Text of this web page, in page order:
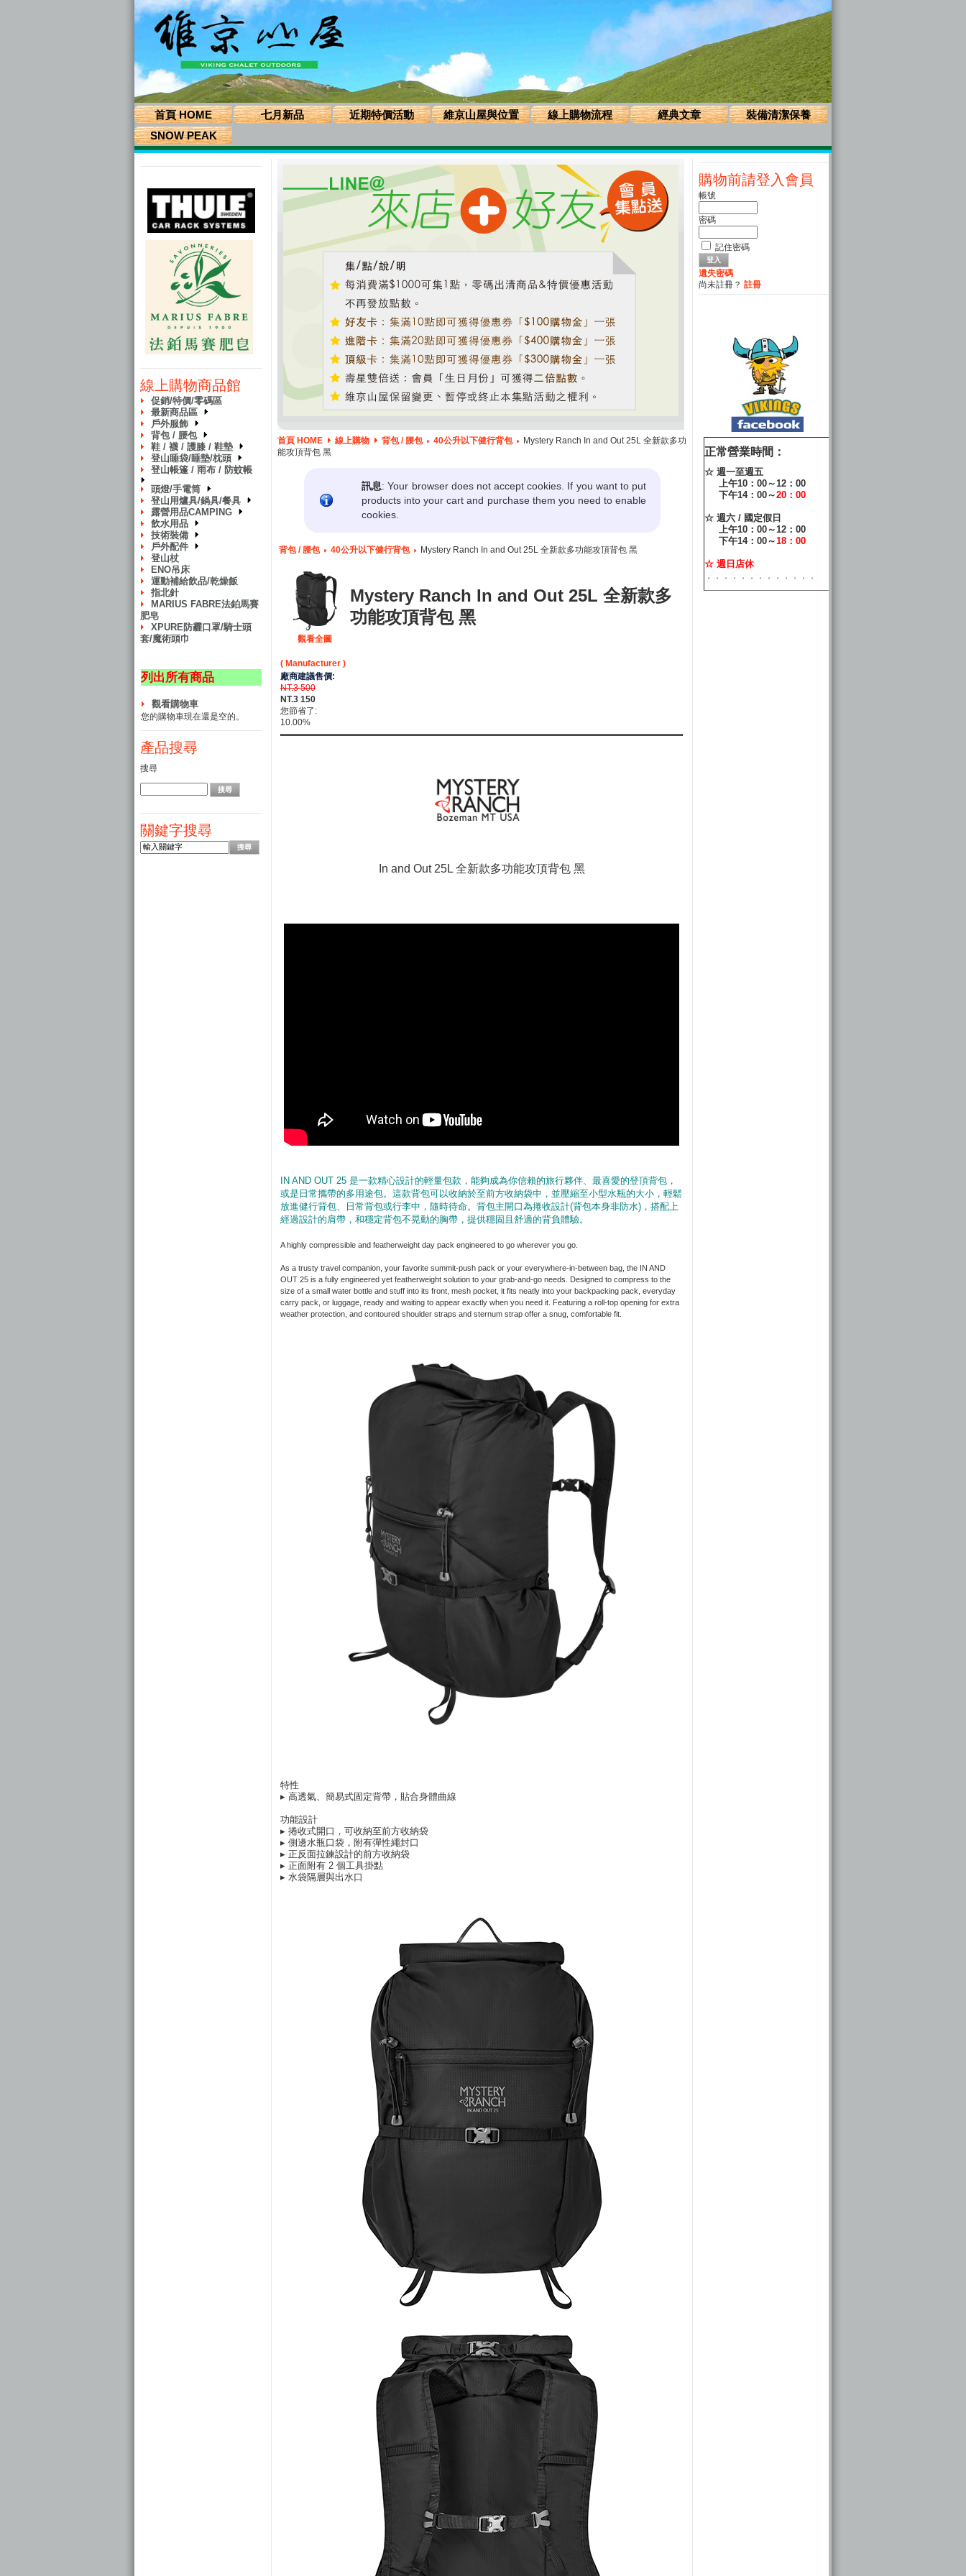
首頁 HOME 七月新品 近期特價活動 維京山屋與位置 線上購物流程 經典文章
裝備清潔保養
SNOW PEAK
線上購物商品館
促銷/特價/零碼區
最新商品區
戶外服飾
背包 / 腰包
鞋 / 襪 / 護膝 / 鞋墊
登山睡袋/睡墊/枕頭
登山帳篷 / 雨布 / 防蚊帳
頭燈/手電筒
登山用爐具/鍋具/餐具
露營用品CAMPING
飲水用品
技術裝備
戶外配件
登山杖
ENO吊床
運動補給飲品/乾燥飯
指北針
MARIUS FABRE法鉑馬賽
肥皂
XPURE防霾口罩/騎士頭
套/魔術頭巾
列出所有商品
觀看購物車
您的購物車現在還是空的。
產品搜尋
搜尋
關鍵字搜尋
首頁 HOME 線上購物 背包 / 腰包 40公升以下健行背包
Mystery Ranch In and Out 25L 全新款多功
能攻頂背包 黑
訊息: Your browser does not accept cookies. If you want to put
products into your cart and purchase them you need to enable
cookies.
背包 / 腰包 40公升以下健行背包 Mystery Ranch In and Out 25L 全新款多功能攻頂背包 黑
觀看全圖
Mystery Ranch In and Out 25L 全新款多
功能攻頂背包 黑
( Manufacturer )
廠商建議售價:
NT.3 500
NT.3 150
您節省了:
10.00%
In and Out 25L 全新款多功能攻頂背包 黑
IN AND OUT 25 是一款精心設計的輕量包款，能夠成為你信賴的旅行夥伴、最喜愛的登頂背包，
或是日常攜帶的多用途包。這款背包可以收納於至前方收納袋中，並壓縮至小型水瓶的大小，輕鬆
放進健行背包、日常背包或行李中，隨時待命。背包主開口為捲收設計(背包本身非防水)，搭配上
經過設計的肩帶，和穩定背包不晃動的胸帶，提供穩固且舒適的背負體驗。
A highly compressible and featherweight day pack engineered to go wherever you go.
As a trusty travel companion, your favorite summit-push pack or your everywhere-in-between bag, the IN AND
OUT 25 is a fully engineered yet featherweight solution to your grab-and-go needs. Designed to compress to the
size of a small water bottle and stuff into its front, mesh pocket, it fits neatly into your backpacking pack, everyday
carry pack, or luggage, ready and waiting to appear exactly when you need it. Featuring a roll-top opening for extra
weather protection, and contoured shoulder straps and sternum strap offer a snug, comfortable fit.
特性
▸ 高透氣、簡易式固定背帶，貼合身體曲線
功能設計
▸ 捲收式開口，可收納至前方收納袋
▸ 側邊水瓶口袋，附有彈性繩封口
▸ 正反面拉鍊設計的前方收納袋
▸ 正面附有 2 個工具掛點
▸ 水袋隔層與出水口
購物前請登入會員
帳號
密碼
記住密碼
遺失密碼
尚未註冊？ 註冊
正常營業時間：
☆ 週一至週五
上午10：00～12：00
下午14：00～20：00
☆ 週六 / 國定假日
上午10：00～12：00
下午14：00～18：00
☆ 週日店休
．．．．．．．．．．．．．